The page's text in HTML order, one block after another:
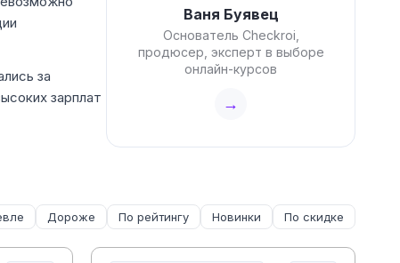
за
зарплат
Ваня Буявец
Основатель Checkroi,
продюсер, эксперт в выборе
онлайн-курсов
→
Дороже По рейтингу Новинки По скидке